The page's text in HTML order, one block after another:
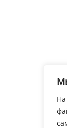
На